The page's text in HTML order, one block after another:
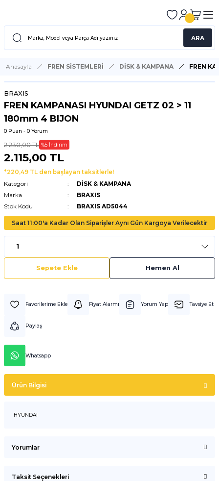
ARA
Anasayfa FREN SİSTEMLERİ DİSK & KAMPANA FREN
BRAXIS
FREN KAMPANASI HYUNDAI GETZ 02 > 11
180mm 4 BIJON
0 Puan - 0 Yorum
2.230,00 TL %5 İndirim
2.115,00 TL
*220,49 TL den başlayan taksitlerle!
Kategori
DİSK & KAMPANA
Marka
BRAXIS
Stok Kodu
BRAXIS AD5044
Saat 11:00'a Kadar Olan Siparişler Aynı Gün Kargoya Verilecektir
Sepete Ekle Hemen Al
Fiyat Alarmı Yorum Yap Tavsiye Et
Paylaş
Whatsapp
Ürün Bilgisi
HYUNDAI
Yorumlar
Taksit Seçenekleri